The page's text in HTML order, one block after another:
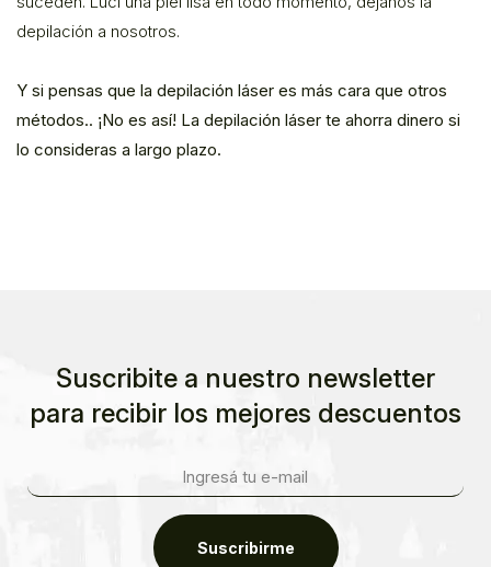
depilación a nosotros.
Y si pensas que la depilación láser es más cara que otros
métodos.. ¡No es así! La depilación láser te ahorra dinero si
lo consideras a largo plazo.
Suscribite a nuestro newsletter
para recibir los mejores descuentos
Suscribirme